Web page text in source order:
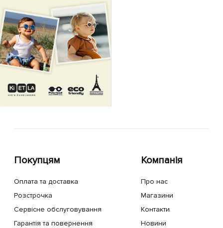
Покупцям
Оплата та доставка
Розстрочка
Сервісне обслуговування
Гарантія та повернення
Компанія
Про нас
Магазини
Контакти
Новини